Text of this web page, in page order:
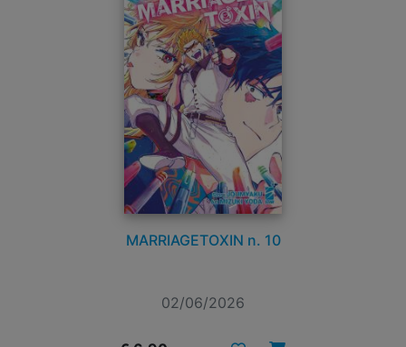
MARRIAGETOXIN n. 10
02/06/2026